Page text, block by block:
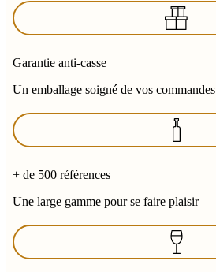
Garantie anti-casse
Un emballage soigné de vos commandes
+ de 500 références
Une large gamme pour se faire plaisir